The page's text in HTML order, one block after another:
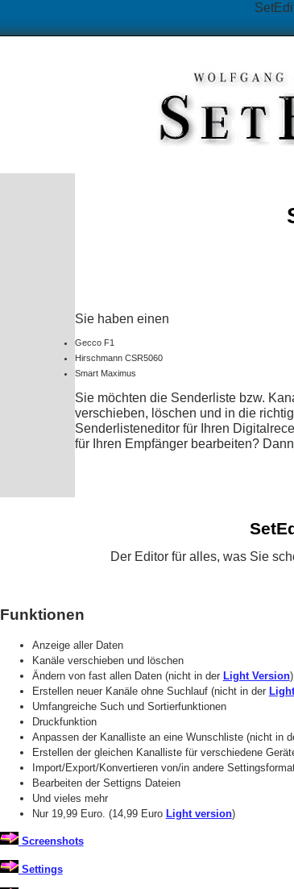
Sie haben einen
Gecco F1
Hirschmann CSR5060
Smart Maximus
Sie möchten die Senderliste bzw.
verschieben, löschen und in die
Senderlisteneditor für Ihren
für Ihren Empfänger bearbeiten?
Der Editor für alles, was Sie
Funktionen
Anzeige aller Daten
Kanäle verschieben und löschen
Ändern von fast allen Daten (nicht in der Light Version)
Erstellen neuer Kanäle ohne Suchlauf (nicht in der
Umfangreiche Such und Sortierfunktionen
Druckfunktion
Anpassen der Kanalliste an eine Wunschliste (nicht in
Erstellen der gleichen Kanalliste für verschiedene
Import/Export/Konvertieren von/in andere
Bearbeiten der Settigns Dateien
Und vieles mehr
Nur 19,99 Euro. (14,99 Euro Light version)
Screenshots
Settings